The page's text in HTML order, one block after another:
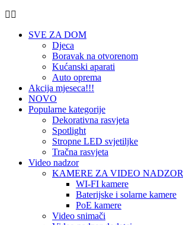
SVE ZA DOM
Djeca
Boravak na otvorenom
Kućanski aparati
Auto oprema
Akcija mjeseca!!!
NOVO
Popularne kategorije
Dekorativna rasvjeta
Spotlight
Stropne LED svjetiljke
Tračna rasvjeta
Video nadzor
KAMERE ZA VIDEO NADZOR
WI-FI kamere
Baterijske i solarne kamere
PoE kamere
Video snimači